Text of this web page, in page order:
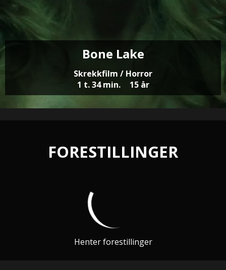
Bone Lake
Skrekkfilm / Horror
1 t. 34 min.
15 år
FORESTILLINGER
Henter forestillinger